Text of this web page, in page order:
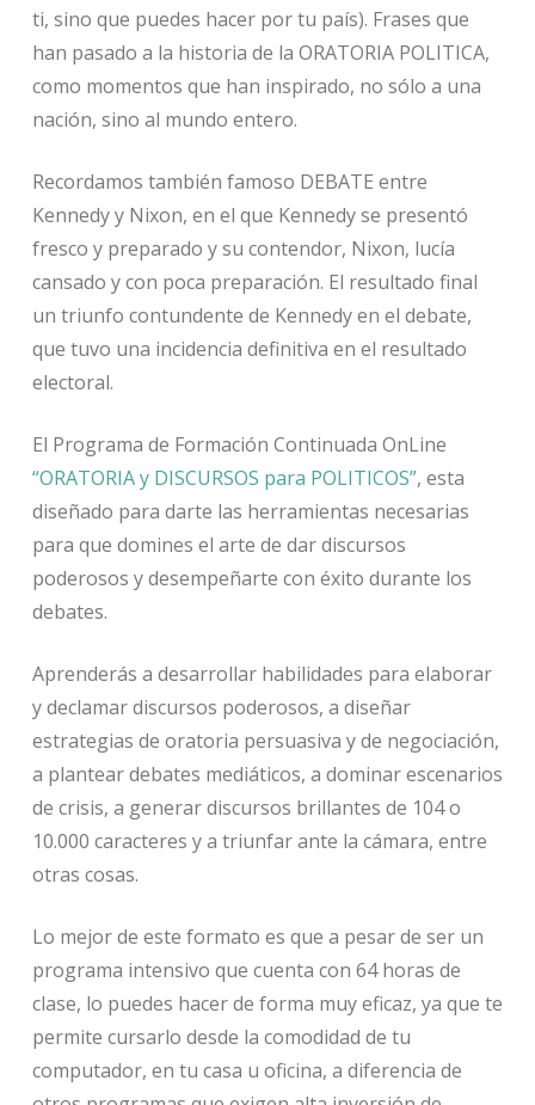
ti, sino que puedes hacer por tu país). Frases que
han pasado a la historia de la ORATORIA POLITICA,
como momentos que han inspirado, no sólo a una
nación, sino al mundo entero.
Recordamos también famoso DEBATE entre
Kennedy y Nixon, en el que Kennedy se presentó
fresco y preparado y su contendor, Nixon, lucía
cansado y con poca preparación. El resultado final
un triunfo contundente de Kennedy en el debate,
que tuvo una incidencia definitiva en el resultado
electoral.
El Programa de Formación Continuada OnLine
“ORATORIA y DISCURSOS para POLITICOS”, esta
diseñado para darte las herramientas necesarias
para que domines el arte de dar discursos
poderosos y desempeñarte con éxito durante los
debates.
Aprenderás a desarrollar habilidades para elaborar
y declamar discursos poderosos, a diseñar
estrategias de oratoria persuasiva y de negociación,
a plantear debates mediáticos, a dominar escenarios
de crisis, a generar discursos brillantes de 104 o
10.000 caracteres y a triunfar ante la cámara, entre
otras cosas.
Lo mejor de este formato es que a pesar de ser un
programa intensivo que cuenta con 64 horas de
clase, lo puedes hacer de forma muy eficaz, ya que te
permite cursarlo desde la comodidad de tu
computador, en tu casa u oficina, a diferencia de